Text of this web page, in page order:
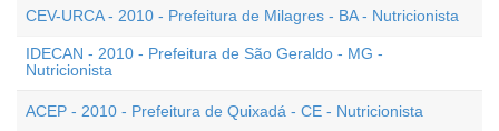
CEV-URCA - 2010 - Prefeitura de Milagres - BA - Nutricionista
IDECAN - 2010 - Prefeitura de São Geraldo - MG -
Nutricionista
ACEP - 2010 - Prefeitura de Quixadá - CE - Nutricionista